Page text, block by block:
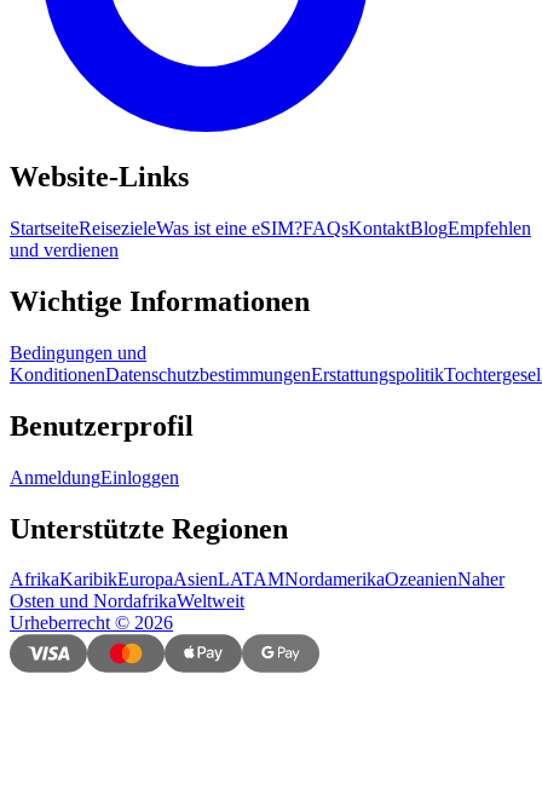
Website-Links
StartseiteReisezieleWas ist eine eSIM?FAQsKontaktBlogEmpfehlen
und verdienen
Wichtige Informationen
Bedingungen und
KonditionenDatenschutzbestimmungenErstattungspolitik
Benutzerprofil
AnmeldungEinloggen
Unterstützte Regionen
AfrikaKaribikEuropaAsienLATAMNordamerikaOzeanienNaher
Osten und NordafrikaWeltweit
Urheberrecht© 2026